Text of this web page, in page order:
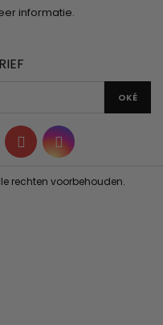
informatie.
PinterestInstagram
rechten voorbehouden.